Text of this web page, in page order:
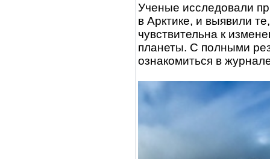
Ученые исследовали
в Арктике, и выявили
чувствительна к
планеты. С полными
ознакомиться в